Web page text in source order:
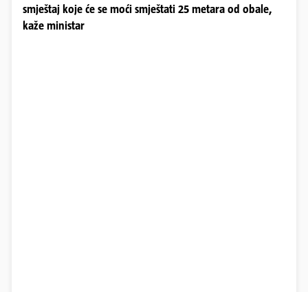
smještaj koje će se moći smještati 25 metara od obale,
kaže ministar